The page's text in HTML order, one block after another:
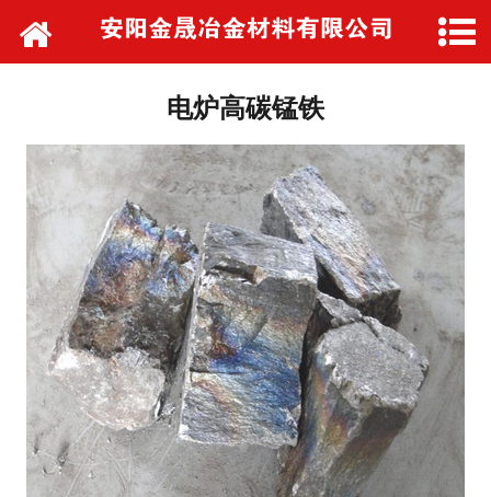
网站首页
产品中心
发货现场
新闻动态
销售网络
厂区展示
联系我们
电炉高碳锰铁